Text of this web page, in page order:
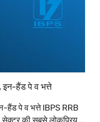
हैंड पे व भत्ते
पे व भत्ते IBPS RRB